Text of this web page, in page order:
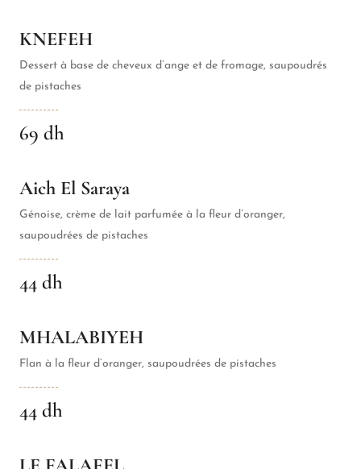
KNEFEH
Dessert à base de cheveux d’ange et de fromage, saupoudrés
de pistaches
69 dh
Aich El Saraya
Génoise, crème de lait parfumée à la fleur d’oranger,
saupoudrées de pistaches
44 dh
MHALABIYEH
Flan à la fleur d’oranger, saupoudrées de pistaches
44 dh